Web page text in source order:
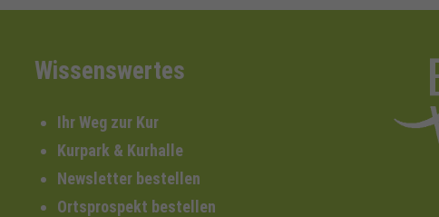
Wissenswertes
Ihr Weg zur Kur
Kurpark & Kurhalle
Newsletter bestellen
Ortsprospekt bestellen